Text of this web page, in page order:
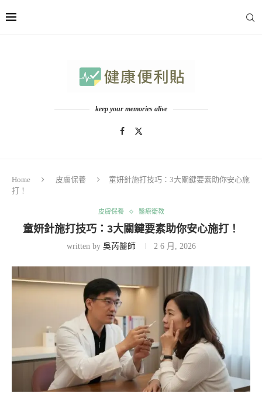
keep your memories alive
Home 皮膚保養
童妍針施打技巧：3大關鍵要素助你安心施
打！
皮膚保養 醫療衛教
童妍針施打技巧：3大關鍵要素助你安心施打！
written by 吳芮醫師 2 6 月, 2026